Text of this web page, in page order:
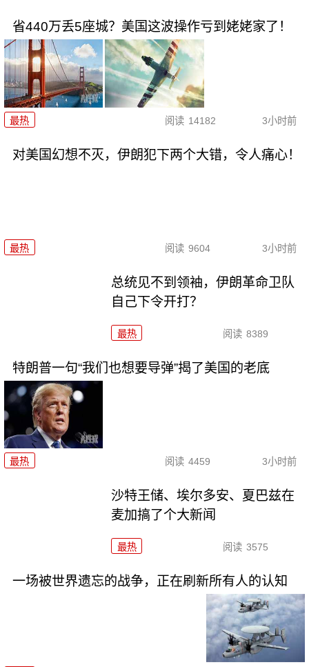
省440万丢5座城？美国这波操作亏到姥姥家了！
最热 阅读 14182 3小时前
对美国幻想不灭，伊朗犯下两个大错，令人痛心！
最热 阅读 9604 3小时前
总统见不到领袖，伊朗革命卫队
自己下令开打？
最热 阅读 8389
特朗普一句“我们也想要导弹”揭了美国的老底
最热 阅读 4459 3小时前
沙特王储、埃尔多安、夏巴兹在
麦加搞了个大新闻
最热 阅读 3575
一场被世界遗忘的战争，正在刷新所有人的认知